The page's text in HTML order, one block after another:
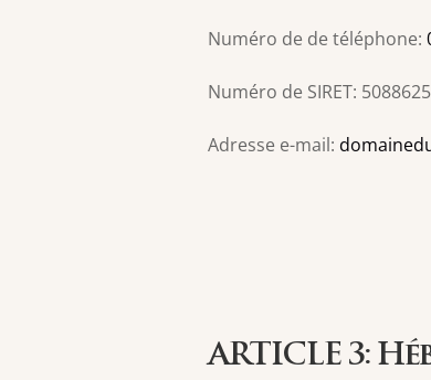
Numéro de de téléphone:
Numéro de SIRET:
Adresse e-mail:
ARTICLE 3: